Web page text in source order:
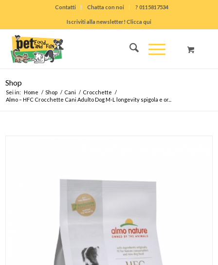
Contatti Chatta con noi ? 0115817534
Iscriviti alla newsletter! Clicca qui
Shop
Sei in: Home / Shop / Cani / Crocchette /
Almo – HFC Crocchette Cani Adulto Dog M-L longevity spigola e or...